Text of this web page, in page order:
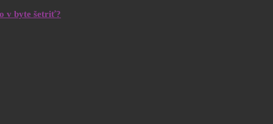
v byte šetriť?